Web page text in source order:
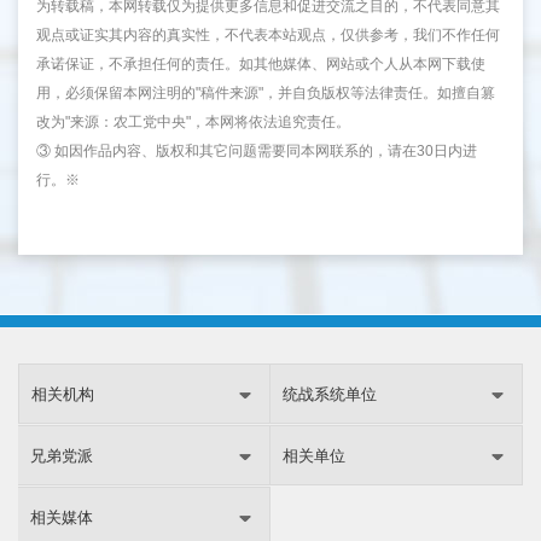
为转载稿，本网转载仅为提供更多信息和促进交流之目的，不代表同意其
观点或证实其内容的真实性，不代表本站观点，仅供参考，我们不作任何
承诺保证，不承担任何的责任。如其他媒体、网站或个人从本网下载使
用，必须保留本网注明的"稿件来源"，并自负版权等法律责任。如擅自篡
改为"来源：农工党中央"，本网将依法追究责任。
③ 如因作品内容、版权和其它问题需要同本网联系的，请在30日内进
行。※
相关机构 统战系统单位
兄弟党派 相关单位
相关媒体